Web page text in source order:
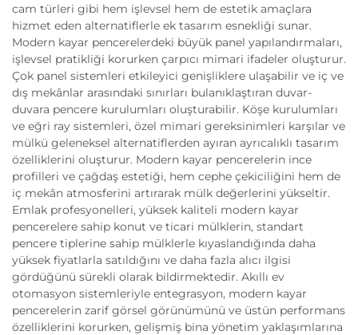
cam türleri gibi hem işlevsel hem de estetik amaçlara
hizmet eden alternatiflerle ek tasarım esnekliği sunar.
Modern kayar pencerelerdeki büyük panel yapılandırmaları,
işlevsel pratikliği korurken çarpıcı mimari ifadeler oluşturur.
Çok panel sistemleri etkileyici genişliklere ulaşabilir ve iç ve
dış mekânlar arasındaki sınırları bulanıklaştıran duvar-
duvara pencere kurulumları oluşturabilir. Köşe kurulumları
ve eğri ray sistemleri, özel mimari gereksinimleri karşılar ve
mülkü geleneksel alternatiflerden ayıran ayrıcalıklı tasarım
özelliklerini oluşturur. Modern kayar pencerelerin ince
profilleri ve çağdaş estetiği, hem cephe çekiciliğini hem de
iç mekân atmosferini artırarak mülk değerlerini yükseltir.
Emlak profesyonelleri, yüksek kaliteli modern kayar
pencerelere sahip konut ve ticari mülklerin, standart
pencere tiplerine sahip mülklerle kıyaslandığında daha
yüksek fiyatlarla satıldığını ve daha fazla alıcı ilgisi
gördüğünü sürekli olarak bildirmektedir. Akıllı ev
otomasyon sistemleriyle entegrasyon, modern kayar
pencerelerin zarif görsel görünümünü ve üstün performans
özelliklerini korurken, gelişmiş bina yönetim yaklaşımlarına